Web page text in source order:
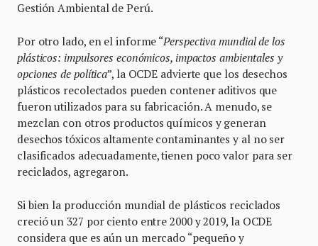
Gestión Ambiental de Perú.
Por otro lado, en el informe “Perspectiva mundial de los
plásticos: impulsores económicos, impactos ambientales y
opciones de política”, la OCDE advierte que los desechos
plásticos recolectados pueden contener aditivos que
fueron utilizados para su fabricación. A menudo, se
mezclan con otros productos químicos y generan
desechos tóxicos altamente contaminantes y al no ser
clasificados adecuadamente, tienen poco valor para ser
reciclados, agregaron.
Si bien la producción mundial de plásticos reciclados
creció un 327 por ciento entre 2000 y 2019, la OCDE
considera que es aún un mercado “pequeño y